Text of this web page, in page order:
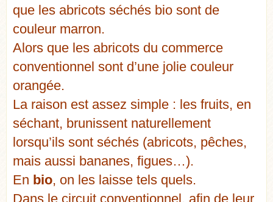
que les abricots séchés bio sont de
couleur marron.
Alors que les abricots du commerce
conventionnel sont d’une jolie couleur
orangée.
La raison est assez simple : les fruits, en
séchant, brunissent naturellement
lorsqu’ils sont séchés (abricots, pêches,
mais aussi bananes, figues…).
En bio, on les laisse tels quels.
Dans le circuit conventionnel, afin de leur